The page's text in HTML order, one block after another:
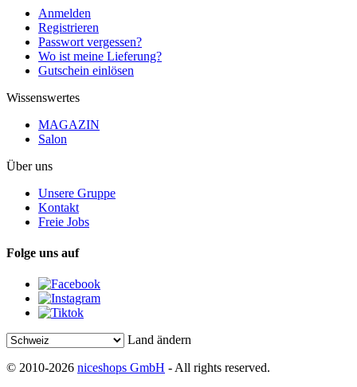
Anmelden
Registrieren
Passwort vergessen?
Wo ist meine Lieferung?
Gutschein einlösen
Wissenswertes
MAGAZIN
Salon
Über uns
Unsere Gruppe
Kontakt
Freie Jobs
Folge uns auf
Land ändern
© 2010-2026 niceshops GmbH - All rights reserved.